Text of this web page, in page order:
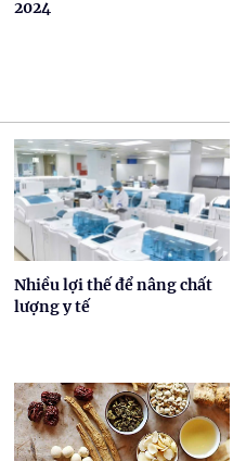
2024
Nhiều lợi thế để nâng chất
lượng y tế